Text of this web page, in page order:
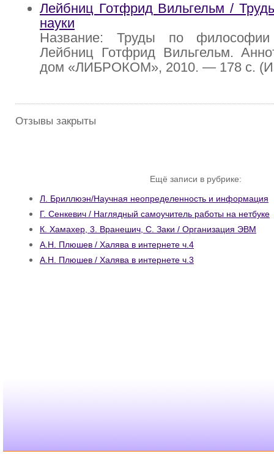
Лейбниц Готфрид Вильгельм /
науки
Название: Труды по
Лейбниц Готфрид Вильгельм.
дом «ЛИБРОКОМ», 2010. — 178 с.
Отзывы закрыты
Ещё записи в рубрике:
Л. Бриллюэн/Научная неопределенность и информация
Г. Сенкевич / Наглядный самоучитель работы на нетбуке
К. Хамахер, 3. Вранешич, С. Заки / Организация ЭВМ
А.Н. Плюшев / Халява в интернете ч.4
А.Н. Плюшев / Халява в интернете ч.3